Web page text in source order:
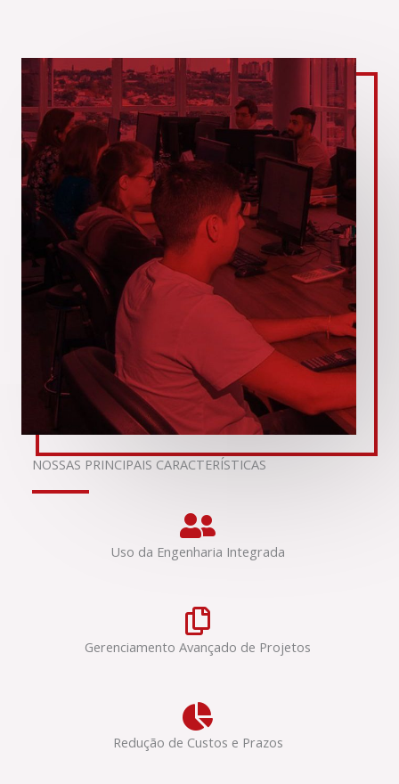
NOSSAS PRINCIPAIS CARACTERÍSTICAS
Uso da Engenharia Integrada
Gerenciamento Avançado de Projetos
Redução de Custos e Prazos